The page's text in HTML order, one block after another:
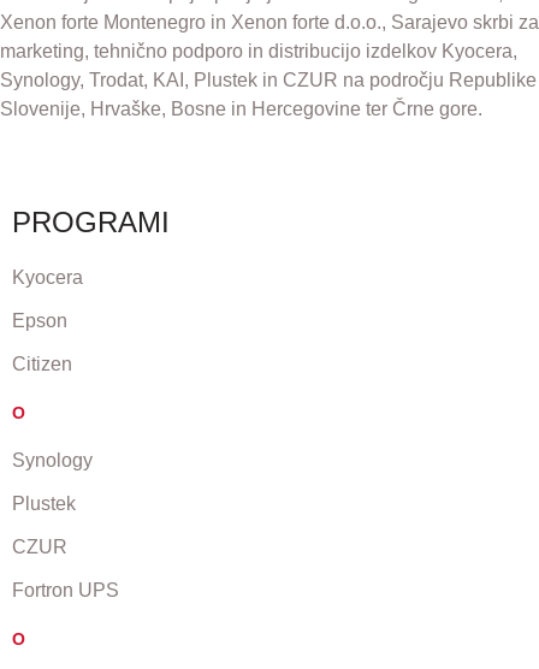
Xenon forte Montenegro in Xenon forte d.o.o., Sarajevo skrbi za
marketing, tehnično podporo in distribucijo izdelkov Kyocera,
Synology, Trodat, KAI, Plustek in CZUR na področju Republike
Slovenije, Hrvaške, Bosne in Hercegovine ter Črne gore.
PROGRAMI
Kyocera
Epson
Citizen
O
Synology
Plustek
CZUR
Fortron UPS
O